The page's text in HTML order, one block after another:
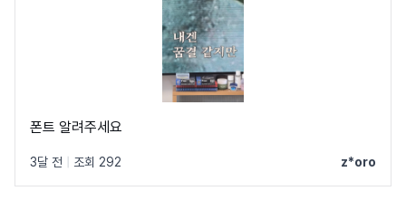
폰트 알려주세요
3달 전 조회 292 z*oro